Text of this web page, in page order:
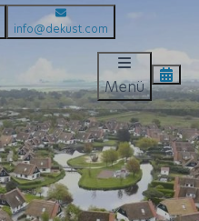
info@dekust.com
Menü